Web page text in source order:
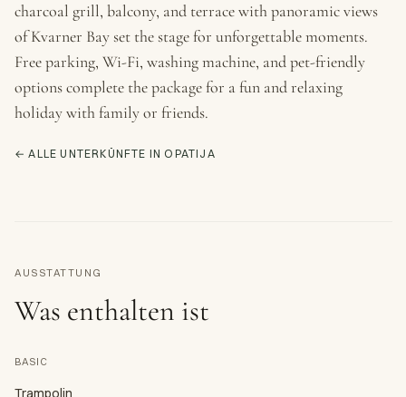
charcoal grill, balcony, and terrace with panoramic views
of Kvarner Bay set the stage for unforgettable moments.
Free parking, Wi-Fi, washing machine, and pet-friendly
options complete the package for a fun and relaxing
holiday with family or friends.
← ALLE UNTERKÜNFTE IN OPATIJA
AUSSTATTUNG
Was enthalten ist
BASIC
Trampolin